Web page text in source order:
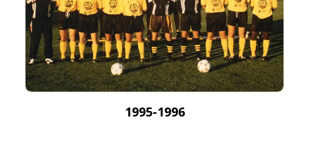
1995-1996